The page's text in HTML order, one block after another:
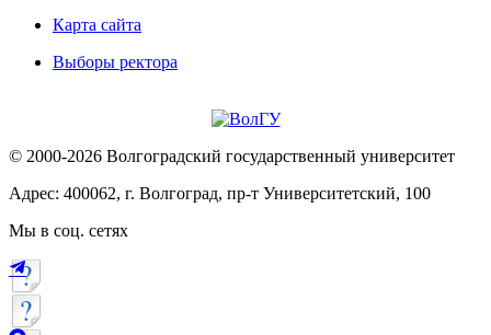
Карта сайта
Выборы ректора
© 2000-2026 Волгоградский государственный университет
Адрес: 400062, г. Волгоград, пр-т Университетский, 100
Мы в соц. сетях